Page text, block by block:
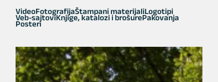
VideoFotografijaŠtampani materijaliLogotipi
Veb-sajtoviKnjige, katalozi i brošurePakovanja
Posteri